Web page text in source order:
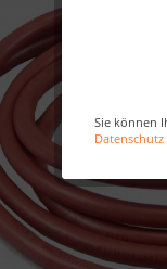
Sie können
Datenschutz